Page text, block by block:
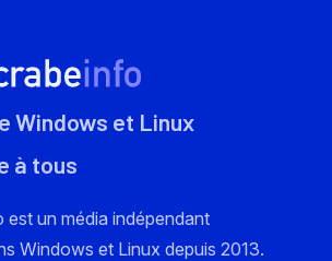
Windows et Linux
à tous
est un média indépendant
Windows et Linux depuis 2013.